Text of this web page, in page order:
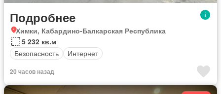
Подробнее
Химки, Кабардино-Балкарская Республика
5 232 кв.м
Безопасность
Интернет
20 часов назад